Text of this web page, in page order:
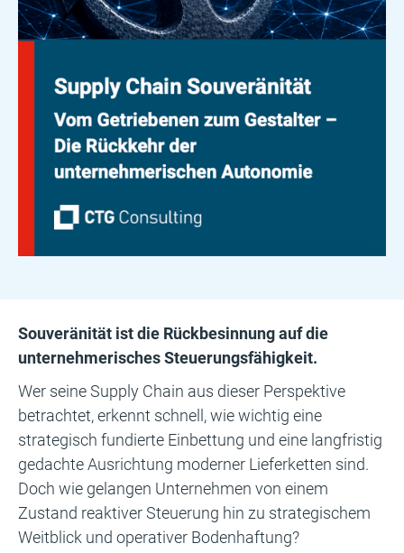
Souveränität ist die Rückbesinnung auf die
unternehmerisches Steuerungsfähigkeit.
Wer seine Supply Chain aus dieser Perspektive
betrachtet, erkennt schnell, wie wichtig eine
strategisch fundierte Einbettung und eine langfristig
gedachte Ausrichtung moderner Lieferketten sind.
Doch wie gelangen Unternehmen von einem
Zustand reaktiver Steuerung hin zu strategischem
Weitblick und operativer Bodenhaftung?